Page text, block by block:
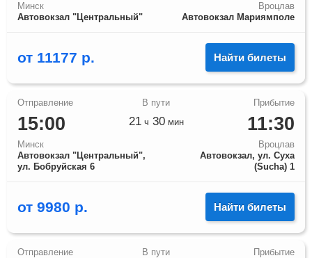
Минск
Автовокзал "Центральный"
Вроцлав
Автовокзал Мариямполе
от 11177 р. Найти билеты
15:00
Минск
Автовокзал "Центральный",
ул. Бобруйская 6
11:30
Вроцлав
Автовокзал, ул. Суха
(Sucha) 1
21ч 30мин
от 9980 р. Найти билеты